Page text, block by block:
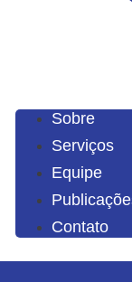
Sobre
Serviços
Equipe
Contato